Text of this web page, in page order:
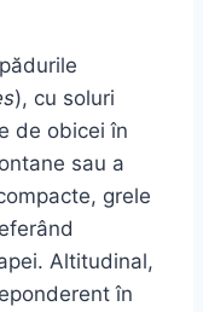
), cu soluri
de obicei în
sau a
grele
Altitudinal,
în